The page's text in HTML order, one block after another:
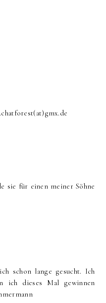
sie für einen meiner Söhne
schon lange gesucht. Ich
ich dieses Mal gewinnen